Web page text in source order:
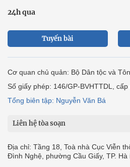
24h qua
Tuyến bài
Cơ quan chủ quản: Bộ Dân tộc và
Số giấy phép: 146/GP-BVHTTDL,
Tổng biên tập: Nguyễn Văn Bá
Liên hệ tòa soạn
Địa chỉ: Tầng 18, Toà nhà Cục Viễn
Đình Nghệ, phường Cầu Giấy, TP. Hà